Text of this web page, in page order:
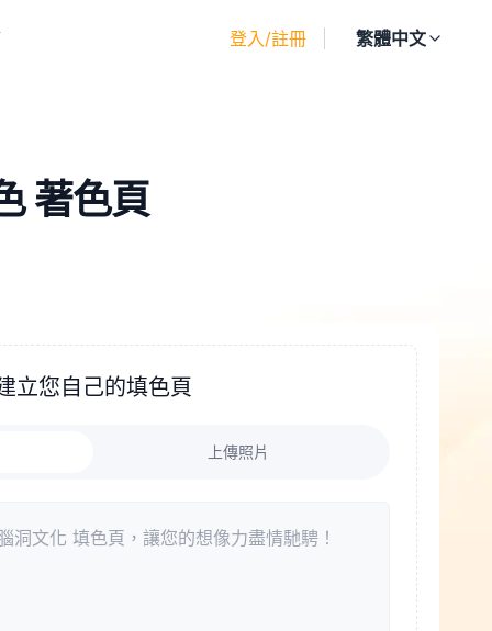
登入/註冊 繁體中文
著色頁
立您自己的填色頁
上傳照片